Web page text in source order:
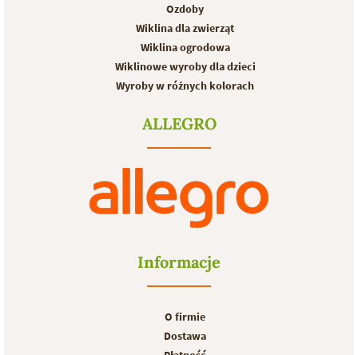
Ozdoby
Wiklina dla zwierząt
Wiklina ogrodowa
Wiklinowe wyroby dla dzieci
Wyroby w różnych kolorach
ALLEGRO
Informacje
O firmie
Dostawa